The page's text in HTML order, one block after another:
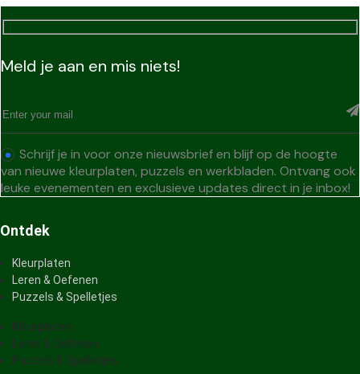
Meld je aan en mis niets!
Schrijf je in voor onze nieuwsbrief en blijf op de hoogte
van nieuwe kleurplaten, puzzels en werkbladen. Ontvang ook
leuke evenementen en exclusieve updates direct in je inbox!
Ontdek
Kleurplaten
Leren & Oefenen
Puzzels & Spelletjes
Kleurplaten
Leren & Oefenen
Puzzels & Spelletjes